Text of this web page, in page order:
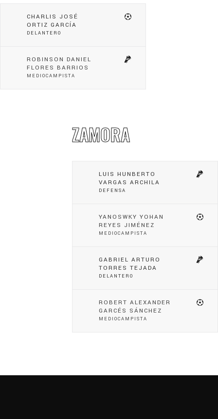
CHARLIS JOSÉ
ORTIZ GARCÍA
DELANTERO
ROBINSON DANIEL
FLORES BARRIOS
MEDIOCAMPISTA
ZAMORA
LUIS HUNBERTO
VARGAS ARCHILA
DEFENSA
YANOSWKY YOHAN
REYES JIMÉNEZ
MEDIOCAMPISTA
GABRIEL ARTURO
TORRES TEJADA
DELANTERO
ROBERT ALEXANDER
GARCÉS SÁNCHEZ
MEDIOCAMPISTA